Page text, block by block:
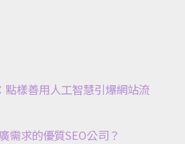
點樣善用人工智慧引爆網站流
需求的優質SEO公司？